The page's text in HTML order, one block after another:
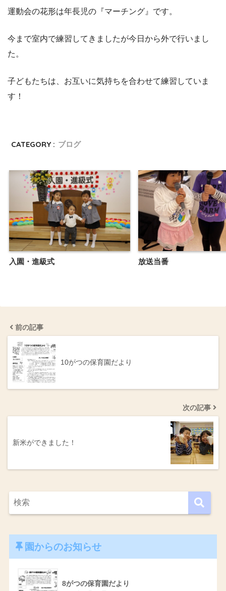
運動会の花形は年長児の『マーチング』です。
今まで室内で練習してきましたが今日から外で行いまし
た。
子どもたちは、お互いに気持ちを合わせて練習していま
す！
CATEGORY : ブログ
入園・進級式 放送当番
前の記事
10がつの保育園だより
次の記事
新米ができました！
園からのお知らせ
8がつの保育園だより